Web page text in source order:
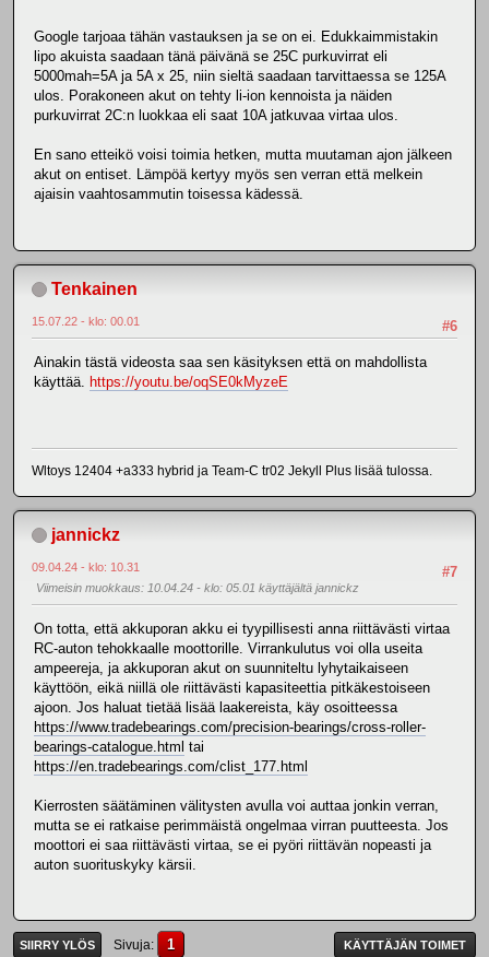
Google tarjoaa tähän vastauksen ja se on ei. Edukkaimmistakin
lipo akuista saadaan tänä päivänä se 25C purkuvirrat eli
5000mah=5A ja 5A x 25, niin sieltä saadaan tarvittaessa se 125A
ulos. Porakoneen akut on tehty li-ion kennoista ja näiden
purkuvirrat 2C:n luokkaa eli saat 10A jatkuvaa virtaa ulos.
En sano etteikö voisi toimia hetken, mutta muutaman ajon jälkeen
akut on entiset. Lämpöä kertyy myös sen verran että melkein
ajaisin vaahtosammutin toisessa kädessä.
Tenkainen
#6
15.07.22 - klo: 00.01
Ainakin tästä videosta saa sen käsityksen että on mahdollista
käyttää.
https://youtu.be/oqSE0kMyzeE
Wltoys 12404 +a333 hybrid ja Team-C tr02 Jekyll Plus lisää tulossa.
jannickz
#7
09.04.24 - klo: 10.31
Viimeisin muokkaus: 10.04.24 - klo: 05.01 käyttäjältä jannickz
On totta, että akkuporan akku ei tyypillisesti anna riittävästi virtaa
RC-auton tehokkaalle moottorille. Virrankulutus voi olla useita
ampeereja, ja akkuporan akut on suunniteltu lyhytaikaiseen
käyttöön, eikä niillä ole riittävästi kapasiteettia pitkäkestoiseen
ajoon. Jos haluat tietää lisää laakereista, käy osoitteessa
https://www.tradebearings.com/precision-bearings/cross-roller-
bearings-catalogue.html tai
https://en.tradebearings.com/clist_177.html
Kierrosten säätäminen välitysten avulla voi auttaa jonkin verran,
mutta se ei ratkaise perimmäistä ongelmaa virran puutteesta. Jos
moottori ei saa riittävästi virtaa, se ei pyöri riittävän nopeasti ja
auton suorituskyky kärsii.
SIIRRY YLÖS Sivuja 1 KÄYTTÄJÄN TOIMET